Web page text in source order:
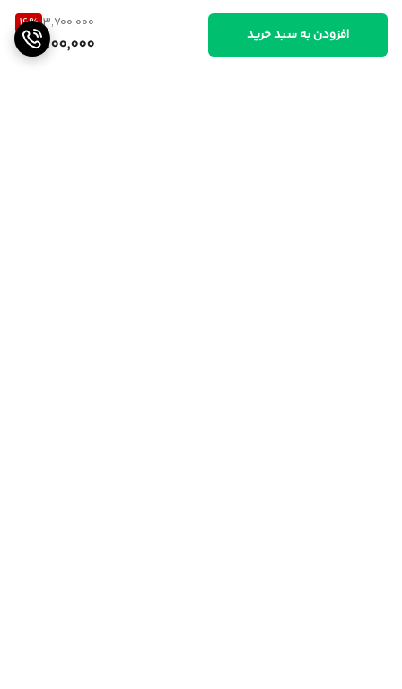
3,700,000
16%
3,100,000 افزودن به سبد خرید